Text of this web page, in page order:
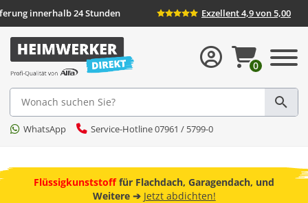
innerhalb 24 Stunden Exzellent 4,9 von 5,00
Suche
WhatsApp Service-Hotline 07961 / 5799-0
0
Flüssigkunststofffür Flachdach, Garagendach, und
Weitere ➔ Jetzt abdichten!